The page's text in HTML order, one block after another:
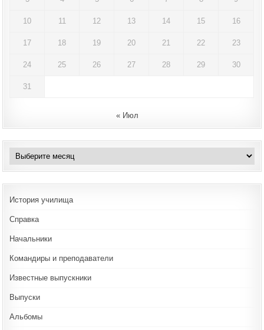
10 11 12 13 14 15 16
17 18 19 20 21 22 23
24 25 26 27 28 29 30
31
« Июл
Архивы
История училища
Справка
Начальники
Командиры и преподаватели
Известные выпускники
Выпуски
Альбомы